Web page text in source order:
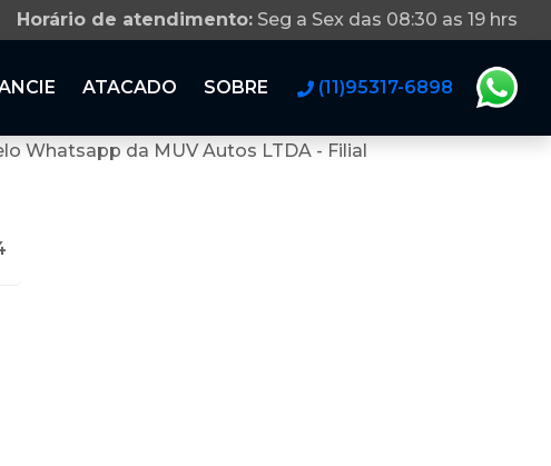
Horário de atendimento: Seg a Sex das 08:30 as 19 hrs
ATACADO SOBRE (11)95317-6898
Whatsapp da MUV Autos LTDA - Filial